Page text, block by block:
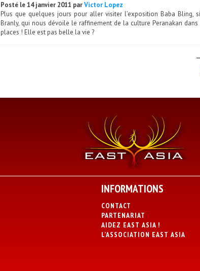
Posté le 14 janvier 2011 parVictor Lopez
Plus que quelques jours pour aller visiter l’exposition Baba Bling,
Branly, qui nous dévoile le raffinement de la culture Peranakan
places ! Elle est pas belle la vie ?
INFORMATIONS
CONTACT
PARTENARIAT
AIDEZ EAST ASIA !
L’ASSOCIATION EAST ASIA